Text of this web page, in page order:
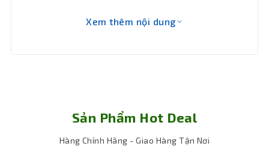
Xem thêm nội dung
Sản Phẩm Hot Deal
Hàng Chính Hãng - Giao Hàng Tận Nơi